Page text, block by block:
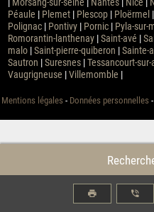
Morsang-sur-seine Nantes| Nice
Péaule
Plemet| Plescop| Ploërmel|
Polignac| Pontivy| Pornic| Pyla-sur-
Romorantin-lanthenay| Saint-avé
malo| Saint-pierre-quiberon Sainte-
Sautron Suresnes| Tessancourt-
Vaugrigneuse Villemomble
Mentions légales - Données personnelles -